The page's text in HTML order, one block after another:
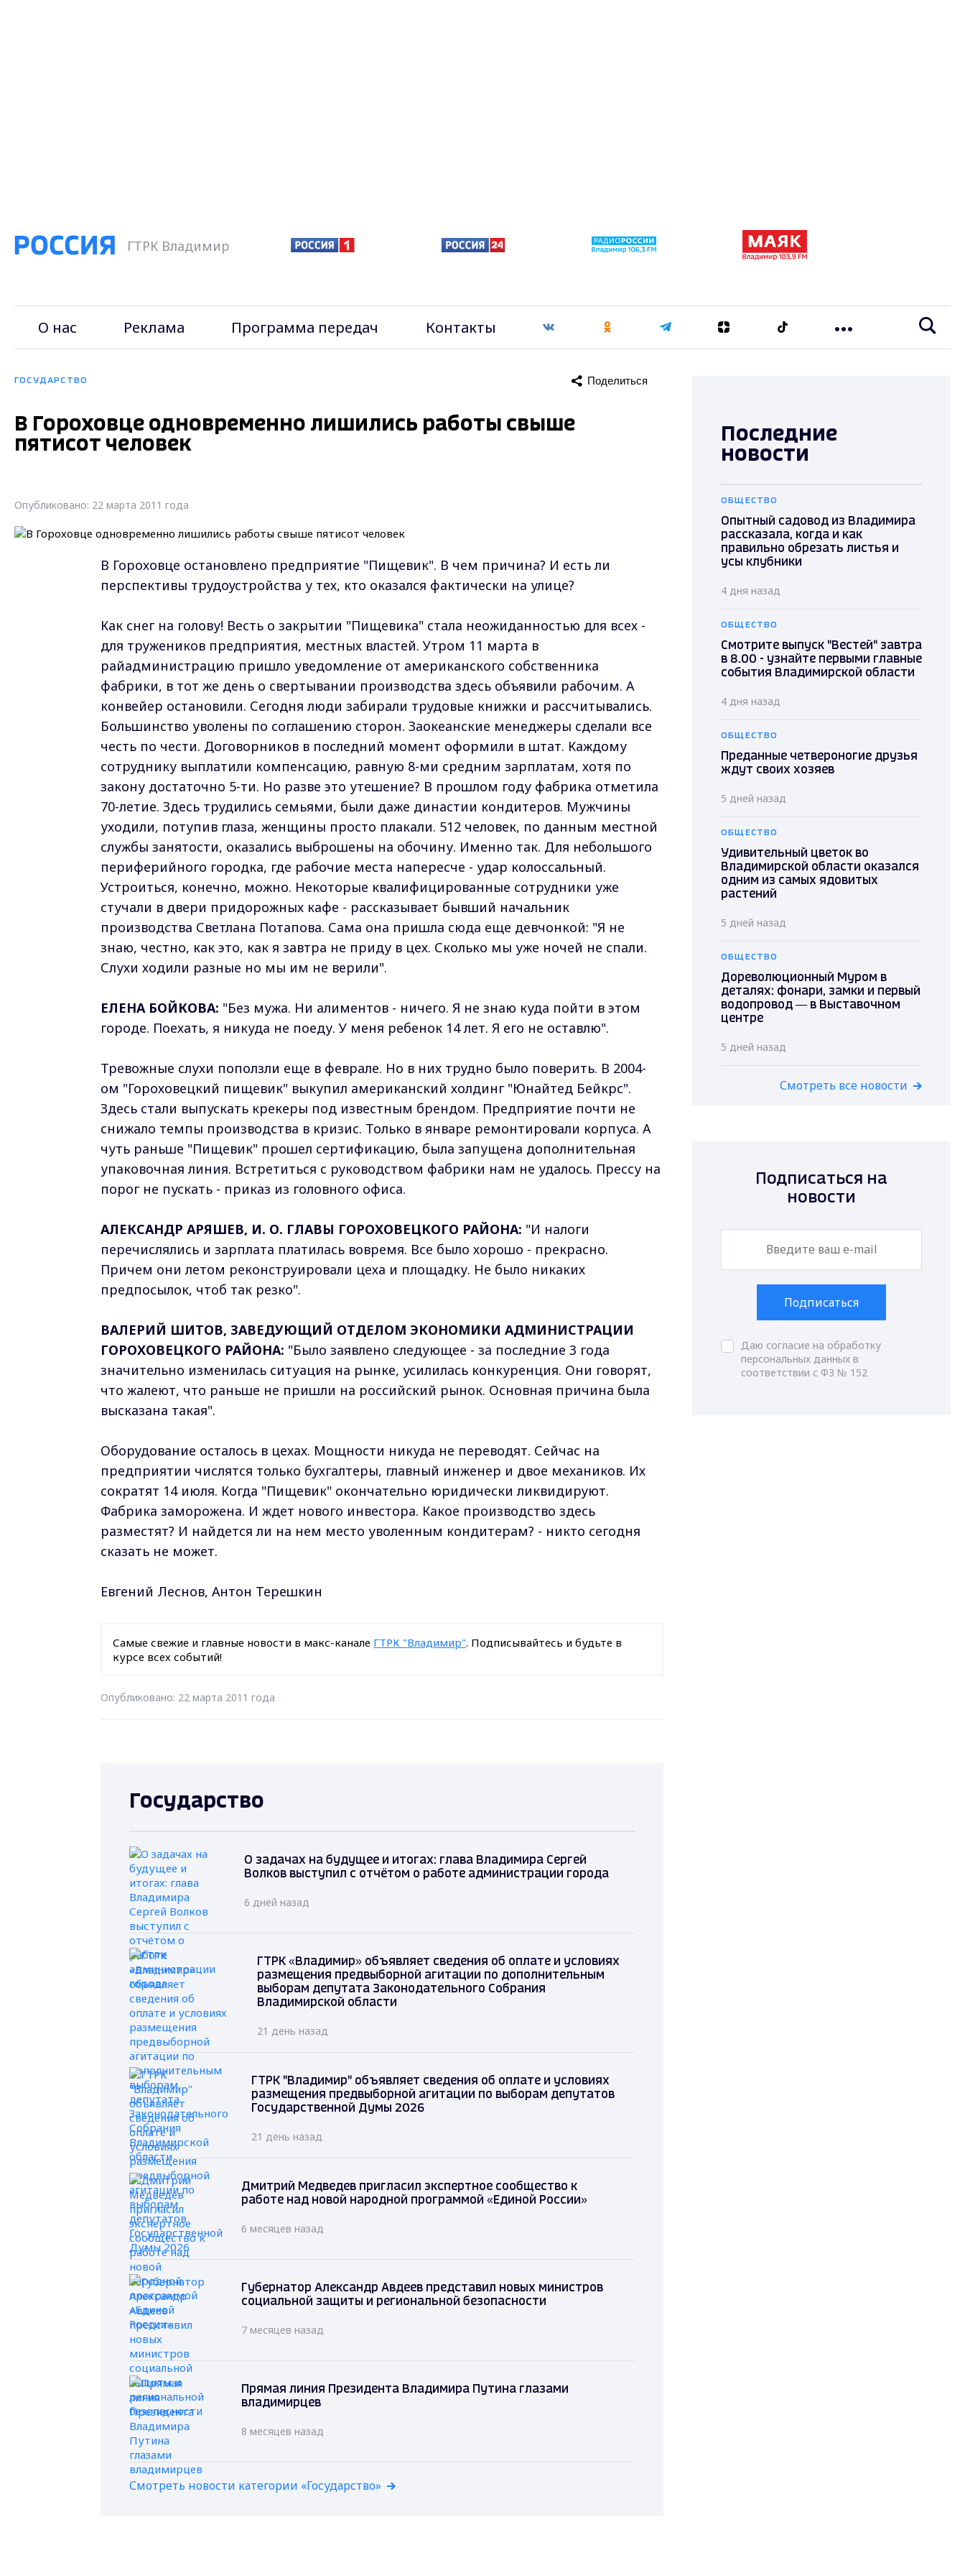
ГТРК Владимир
О нас Реклама Программа передач Контакты
ГОСУДАРСТВО Поделиться
В Гороховце одновременно лишились работы свыше
пятисот человек
Опубликовано: 22 марта 2011 года
В Гороховце остановлено предприятие "Пищевик". В чем причина? И есть ли
перспективы трудоустройства у тех, кто оказался фактически на улице?
Как снег на голову! Весть о закрытии "Пищевика" стала неожиданностью для всех -
для тружеников предприятия, местных властей. Утром 11 марта в
райадминистрацию пришло уведомление от американского собственника
фабрики, в тот же день о свертывании производства здесь объявили рабочим. А
конвейер остановили. Сегодня люди забирали трудовые книжки и рассчитывались.
Большинство уволены по соглашению сторон. Заокеанские менеджеры сделали все
честь по чести. Договорников в последний момент оформили в штат. Каждому
сотруднику выплатили компенсацию, равную 8-ми средним зарплатам, хотя по
закону достаточно 5-ти. Но разве это утешение? В прошлом году фабрика отметила
70-летие. Здесь трудились семьями, были даже династии кондитеров. Мужчины
уходили, потупив глаза, женщины просто плакали. 512 человек, по данным местной
службы занятости, оказались выброшены на обочину. Именно так. Для небольшого
периферийного городка, где рабочие места напересче - удар колоссальный.
Устроиться, конечно, можно. Некоторые квалифицированные сотрудники уже
стучали в двери придорожных кафе - рассказывает бывший начальник
производства Светлана Потапова. Сама она пришла сюда еще девчонкой: "Я не
знаю, честно, как это, как я завтра не приду в цех. Сколько мы уже ночей не спали.
Слухи ходили разные но мы им не верили".
ЕЛЕНА БОЙКОВА: "Без мужа. Ни алиментов - ничего. Я не знаю куда пойти в этом
городе. Поехать, я никуда не поеду. У меня ребенок 14 лет. Я его не оставлю".
Тревожные слухи поползли еще в феврале. Но в них трудно было поверить. В 2004-
ом "Гороховецкий пищевик" выкупил американский холдинг "Юнайтед Бейкрс".
Здесь стали выпускать крекеры под известным брендом. Предприятие почти не
снижало темпы производства в кризис. Только в январе ремонтировали корпуса. А
чуть раньше "Пищевик" прошел сертификацию, была запущена дополнительная
упаковочная линия. Встретиться с руководством фабрики нам не удалось. Прессу на
порог не пускать - приказ из головного офиса.
АЛЕКСАНДР АРЯШЕВ, И. О. ГЛАВЫ ГОРОХОВЕЦКОГО РАЙОНА: "И налоги
перечислялись и зарплата платилась вовремя. Все было хорошо - прекрасно.
Причем они летом реконструировали цеха и площадку. Не было никаких
предпосылок, чтоб так резко".
ВАЛЕРИЙ ШИТОВ, ЗАВЕДУЮЩИЙ ОТДЕЛОМ ЭКОНОМИКИ АДМИНИСТРАЦИИ
ГОРОХОВЕЦКОГО РАЙОНА: "Было заявлено следующее - за последние 3 года
значительно изменилась ситуация на рынке, усилилась конкуренция. Они говорят,
что жалеют, что раньше не пришли на российский рынок. Основная причина была
высказана такая".
Оборудование осталось в цехах. Мощности никуда не переводят. Сейчас на
предприятии числятся только бухгалтеры, главный инженер и двое механиков. Их
сократят 14 июля. Когда "Пищевик" окончательно юридически ликвидируют.
Фабрика заморожена. И ждет нового инвестора. Какое производство здесь
разместят? И найдется ли на нем место уволенным кондитерам? - никто сегодня
сказать не может.
Евгений Леснов, Антон Терешкин
Самые свежие и главные новости в макс-канале ГТРК "Владимир". Подписывайтесь и будьте в
курсе всех событий!
Опубликовано: 22 марта 2011 года
Государство
О задачах на будущее и итогах: глава Владимира Сергей
Волков выступил с отчётом о работе администрации города
6 дней назад
ГТРК «Владимир» объявляет сведения об оплате и условиях
размещения предвыборной агитации по дополнительным
выборам депутата Законодательного Собрания
Владимирской области
21 день назад
ГТРК "Владимир" объявляет сведения об оплате и условиях
размещения предвыборной агитации по выборам депутатов
Государственной Думы 2026
21 день назад
Дмитрий Медведев пригласил экспертное сообщество к
работе над новой народной программой «Единой России»
6 месяцев назад
Губернатор Александр Авдеев представил новых министров
социальной защиты и региональной безопасности
7 месяцев назад
Прямая линия Президента Владимира Путина глазами
владимирцев
8 месяцев назад
Смотреть новости категории «Государство»
Последние
новости
ОБЩЕСТВО
Опытный садовод из Владимира
рассказала, когда и как
правильно обрезать листья и
усы клубники
4 дня назад
ОБЩЕСТВО
Смотрите выпуск "Вестей" завтра
в 8.00 - узнайте первыми главные
события Владимирской области
4 дня назад
ОБЩЕСТВО
Преданные четвероногие друзья
ждут своих хозяев
5 дней назад
ОБЩЕСТВО
Удивительный цветок во
Владимирской области оказался
одним из самых ядовитых
растений
5 дней назад
ОБЩЕСТВО
Дореволюционный Муром в
деталях: фонари, замки и первый
водопровод — в Выставочном
центре
5 дней назад
Смотреть все новости
Подписаться на
новости
Подписаться
Даю согласие на обработку
персональных данных в
соответствии с ФЗ № 152